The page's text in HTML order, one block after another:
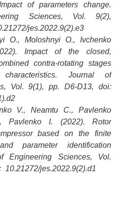
of parameters change.
Sciences, Vol. 9(2),
jes.2022.9(2).e3
O., Moloshnyi O., Ivchenko
Impact of the closed,
contra-rotating stages
Journal of
Vol. 9(1), pp. D6-D13, doi:
V., Neamtu C., Pavlenko
Pavlenko I. (2022). Rotor
based on the finite
parameter identification
Engineering Sciences, Vol.
jes.2022.9(2).d1